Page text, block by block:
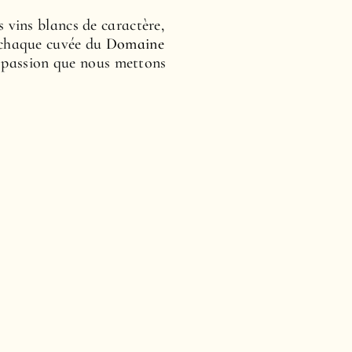
vins blancs de caractère,
cuvée du Domaine
que nous mettons